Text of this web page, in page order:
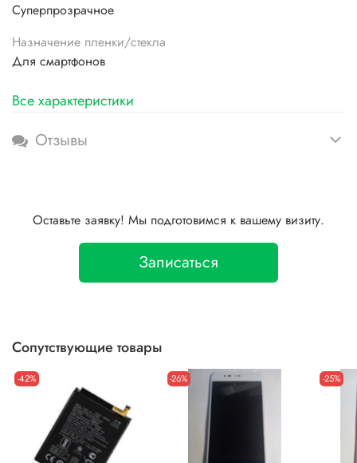
Суперпрозрачное
Назначение пленки/стекла
Для смартфонов
Все характеристики
Отзывы
Оставьте заявку! Мы подготовимся к вашему визиту.
Записаться
Сопутствующие товары
-42% -26% -25%